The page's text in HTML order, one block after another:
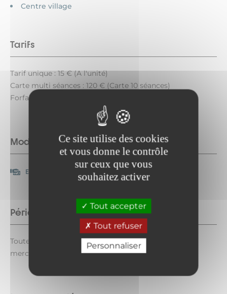
Ce site utilise des cookies
et vous donne le contrôle
sur ceux que vous
souhaitez activer
Tout accepter
Tout refuser
Personnaliser
Centre village
Tarifs
Tarif unique : 15 € (A l'unité)
Carte multi séances : 120 € (Carte 10 séances)
Forfait / engagement : 95 € (Pass trimestriel).
Modes de paiement
Espèces
Période d'ouverture
Toute l'année le lundi de 9h à 10h. Fermé le mardi,
mercredi, jeudi, vendredi et les week-ends.